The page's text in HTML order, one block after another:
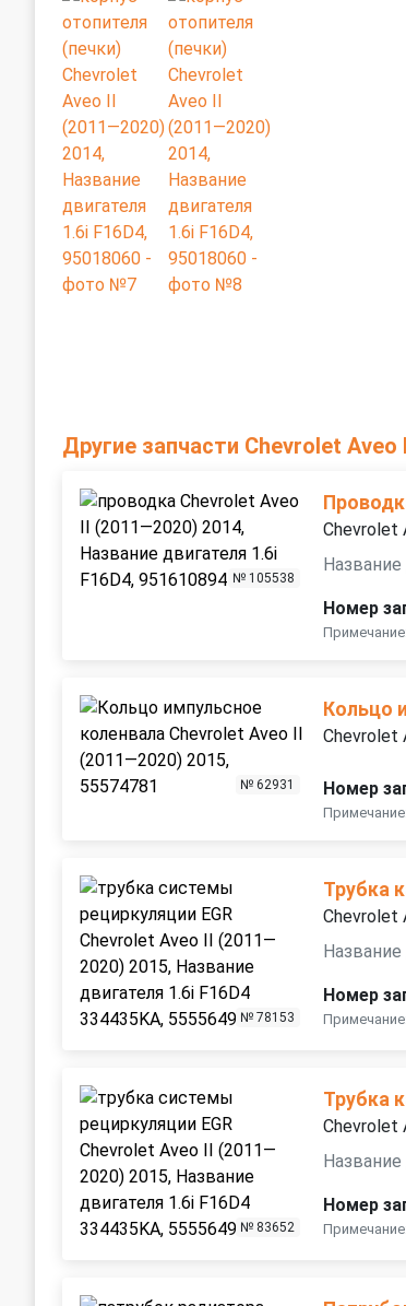
Другие запчасти Chevrolet Aveo
№ 105538
Chevrolet
Название
Номер
№ 62931
Кольцо
Chevrolet
Номер
№ 78153
Трубка
Chevrolet
Название
Номер
№ 83652
Трубка
Chevrolet
Название
Номер